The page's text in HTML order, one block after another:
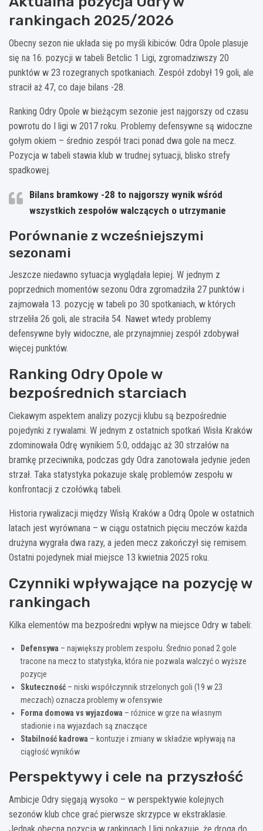
rankingach 2025/2026
Obecny sezon nie układa się po myśli kibiców. Odra Opole plasuje
się na 16. pozycji w tabeli Betclic 1 Ligi, zgromadziwszy 20
punktów w 23 rozegranych spotkaniach. Zespół zdobył 19 goli, ale
stracił aż 47, co daje bilans -28.
Ranking Odry Opole w bieżącym sezonie jest najgorszy od czasu
powrotu do I ligi w 2017 roku. Problemy defensywne są widoczne
gołym okiem – średnio zespół traci ponad dwa gole na mecz.
Pozycja w tabeli stawia klub w trudnej sytuacji, blisko strefy
spadkowej.
Bilans bramkowy -28 to najgorszy wynik wśród
wszystkich zespołów walczących o utrzymanie
Porównanie z wcześniejszymi
sezonami
Jeszcze niedawno sytuacja wyglądała lepiej. W jednym z
poprzednich momentów sezonu Odra zgromadziła 27 punktów i
zajmowała 13. pozycję w tabeli po 30 spotkaniach, w których
strzeliła 26 goli, ale straciła 54. Nawet wtedy problemy
defensywne były widoczne, ale przynajmniej zespół zdobywał
więcej punktów.
Ranking Odry Opole w
bezpośrednich starciach
Ciekawym aspektem analizy pozycji klubu są bezpośrednie
pojedynki z rywalami. W jednym z ostatnich spotkań Wisła Kraków
zdominowała Odrę wynikiem 5:0, oddając aż 30 strzałów na
bramkę przeciwnika, podczas gdy Odra zanotowała jedynie jeden
strzał. Taka statystyka pokazuje skalę problemów zespołu w
konfrontacji z czołówką tabeli.
Historia rywalizacji między Wisłą Kraków a Odrą Opole w ostatnich
latach jest wyrównana – w ciągu ostatnich pięciu meczów każda
drużyna wygrała dwa razy, a jeden mecz zakończył się remisem.
Ostatni pojedynek miał miejsce 13 kwietnia 2025 roku.
Czynniki wpływające na pozycję w
rankingach
Kilka elementów ma bezpośredni wpływ na miejsce Odry w tabeli:
Defensywa – największy problem zespołu. Średnio ponad 2 gole
tracone na mecz to statystyka, która nie pozwala walczyć o wyższe
pozycje
Skuteczność – niski współczynnik strzelonych goli (19 w 23
meczach) oznacza problemy w ofensywie
Forma domowa vs wyjazdowa – różnice w grze na własnym
stadionie i na wyjazdach są znaczące
Stabilność kadrowa – kontuzje i zmiany w składzie wpływają na
ciągłość wyników
Perspektywy i cele na przyszłość
Ambicje Odry sięgają wysoko – w perspektywie kolejnych
sezonów klub chce grać pierwsze skrzypce w ekstraklasie.